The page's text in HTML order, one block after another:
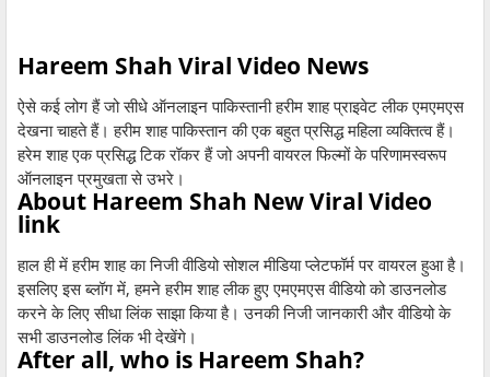
Hareem Shah Viral Video News
ऐसे कई लोग हैं जो सीधे ऑनलाइन पाकिस्तानी हरीम शाह प्राइवेट लीक एमएमएस
देखना चाहते हैं। हरीम शाह पाकिस्तान की एक बहुत प्रसिद्ध महिला व्यक्तित्व हैं।
हरेम शाह एक प्रसिद्ध टिक रॉकर हैं जो अपनी वायरल फिल्मों के परिणामस्वरूप
ऑनलाइन प्रमुखता से उभरे।
About Hareem Shah New Viral Video
link
हाल ही में हरीम शाह का निजी वीडियो सोशल मीडिया प्लेटफॉर्म पर वायरल हुआ है।
इसलिए इस ब्लॉग में, हमने हरीम शाह लीक हुए एमएमएस वीडियो को डाउनलोड
करने के लिए सीधा लिंक साझा किया है। उनकी निजी जानकारी और वीडियो के
सभी डाउनलोड लिंक भी देखेंगे।
After all, who is Hareem Shah?